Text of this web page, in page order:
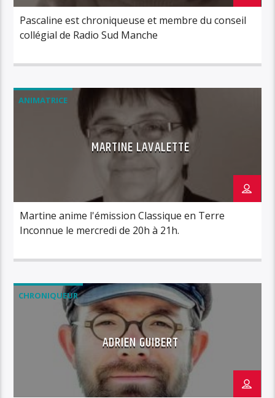
Pascaline est chroniqueuse et membre du conseil
collégial de Radio Sud Manche
ANIMATRICE
MARTINE LAVALETTE
Martine anime l'émission Classique en Terre
Inconnue le mercredi de 20h à 21h.
CHRONIQUEUR
ADRIEN GUIBERT